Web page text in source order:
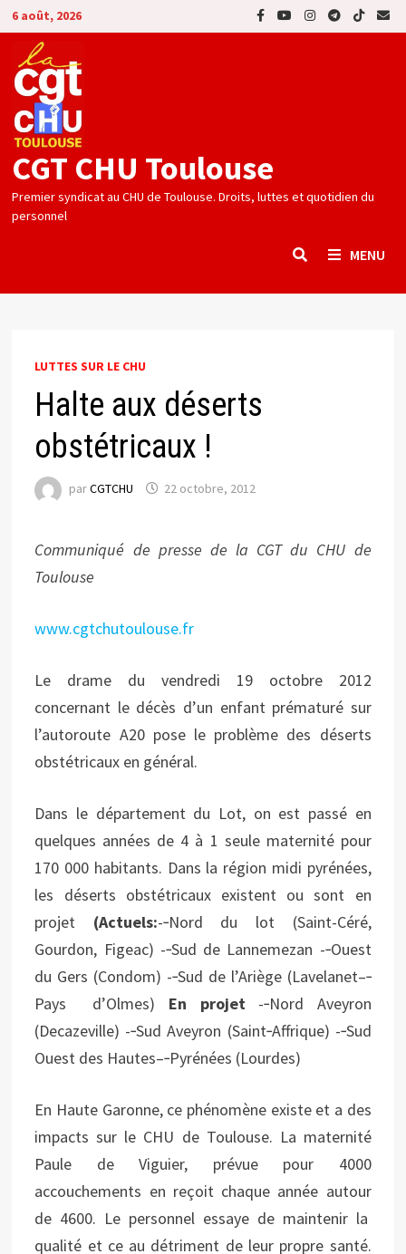
Passer
au
contenu
6 août, 2026
CGT CHU Toulouse
Premier syndicat au CHU de Toulouse. Droits, luttes et quotidien du
personnel
MENU
LUTTES SUR LE CHU
Halte aux déserts
obstétricaux !
parCGTCHU 22 octobre, 2012
Communiqué de presse de la CGT du CHU de
Toulouse
www.cgtchutoulouse.fr
Le drame du vendredi 19 octobre 2012
concernant le décès d’un enfant prématuré sur
l’autoroute A20 pose le problème des déserts
obstétricaux en général.
Dans le département du Lot, on est passé en
quelques années de 4 à 1 seule maternité pour
170 000 habitants. Dans la région midi pyrénées,
les déserts obstétricaux existent ou sont en
projet (Actuels:-‐Nord du lot (Saint-Céré,
Gourdon, Figeac) -‐Sud de Lannemezan -‐Ouest
du Gers (Condom) -‐Sud de l’Ariège (Lavelanet–‐
Pays d’Olmes) En projet -‐Nord Aveyron
(Decazeville) -‐Sud Aveyron (Saint‐Affrique) -‐Sud
Ouest des Hautes–‐Pyrénées (Lourdes)
En Haute Garonne, ce phénomène existe et a des
impacts sur le CHU de Toulouse. La maternité
Paule de Viguier, prévue pour 4000
accouchements en reçoit chaque année autour
de 4600. Le personnel essaye de maintenir la
qualité et ce au détriment de leur propre santé.